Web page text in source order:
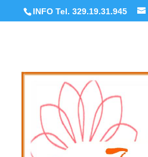
INFO Tel. 329.19.31.945